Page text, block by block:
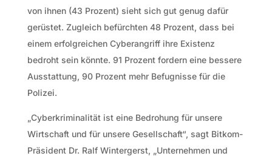
von ihnen (43 Prozent) sieht sich gut genug dafür
gerüstet. Zugleich befürchten 48 Prozent, dass bei
einem erfolgreichen Cyberangriff ihre Existenz
bedroht sein könnte. 91 Prozent fordern eine bessere
Ausstattung, 90 Prozent mehr Befugnisse für die
Polizei.
„Cyberkriminalität ist eine Bedrohung für unsere
Wirtschaft und für unsere Gesellschaft“, sagt Bitkom-
Präsident Dr. Ralf Wintergerst, „Unternehmen und